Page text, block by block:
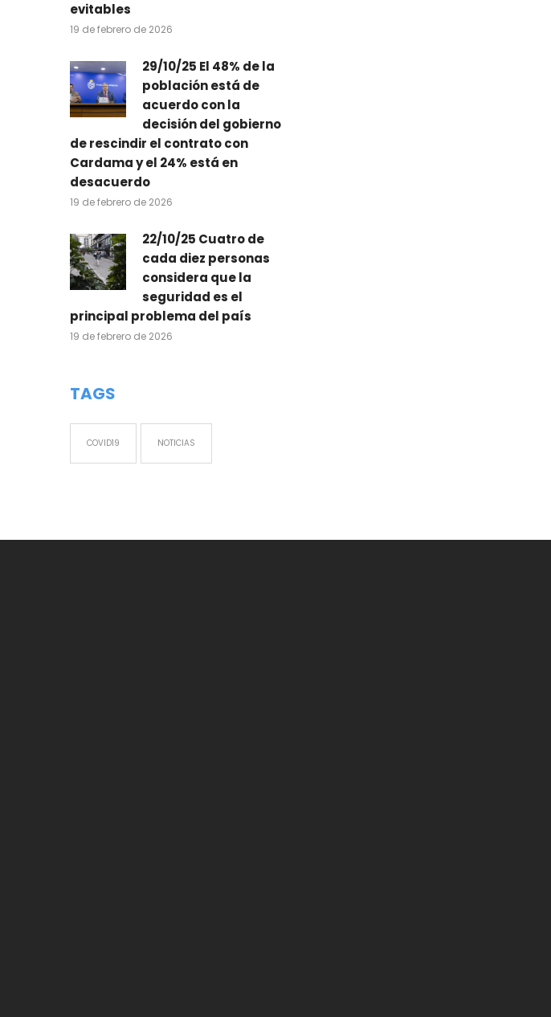
evitables
19 de febrero de 2026
29/10/25 El 48% de la
población está de
acuerdo con la
decisión del gobierno
de rescindir el contrato con
Cardama y el 24% está en
desacuerdo
19 de febrero de 2026
22/10/25 Cuatro de
cada diez personas
considera que la
seguridad es el
principal problema del país
19 de febrero de 2026
TAGS
COVID19 NOTICIAS